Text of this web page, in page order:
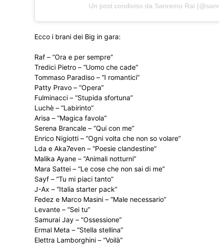
Un post condiviso da Sanremo Rai
Ecco i brani dei Big in gara:
Raf – “Ora e per sempre”
Tredici Pietro – “Uomo che cade”
Tommaso Paradiso – “I romantici”
Patty Pravo – “Opera”
Fulminacci – “Stupida sfortuna”
Luchè – “Labirinto”
Arisa – “Magica favola”
Serena Brancale – “Qui con me”
Enrico Nigiotti – “Ogni volta che non so volare”
Lda e Aka7even – “Poesie clandestine”
Malika Ayane – “Animali notturni”
Mara Sattei – “Le cose che non sai di me”
Sayf – “Tu mi piaci tanto”
J-Ax – “Italia starter pack”
Fedez e Marco Masini – “Male necessario”
Levante – “Sei tu”
Samurai Jay – “Ossessione”
Ermal Meta – “Stella stellina”
Elettra Lamborghini – “Voilà”